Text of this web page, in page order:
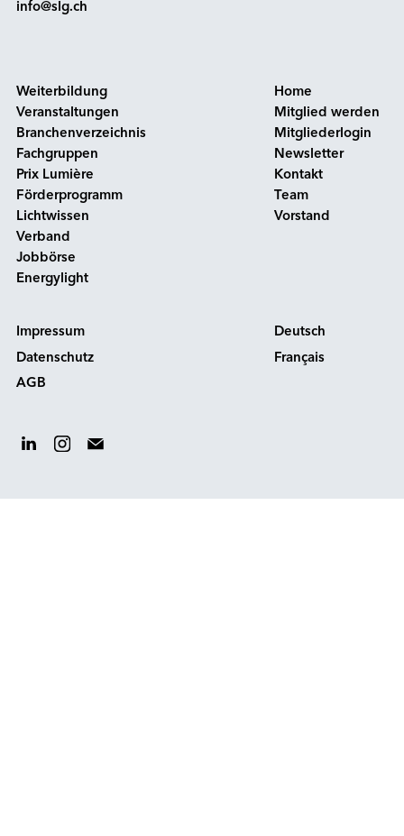
info@slg.ch
Weiterbildung
Veranstaltungen
Branchenverzeichnis
Fachgruppen
Prix Lumière
Förderprogramm
Lichtwissen
Verband
Jobbörse
Energylight
Home
Mitglied werden
Mitgliederlogin
Newsletter
Kontakt
Team
Vorstand
Impressum
Datenschutz
AGB
Deutsch
Français